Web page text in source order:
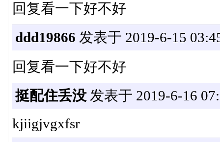
回复看一下好不好
ddd19866 发表于 2019-6-15
回复看一下好不好
挺配住丢没发表于 2019-6-16
kjiigjvgxfsr